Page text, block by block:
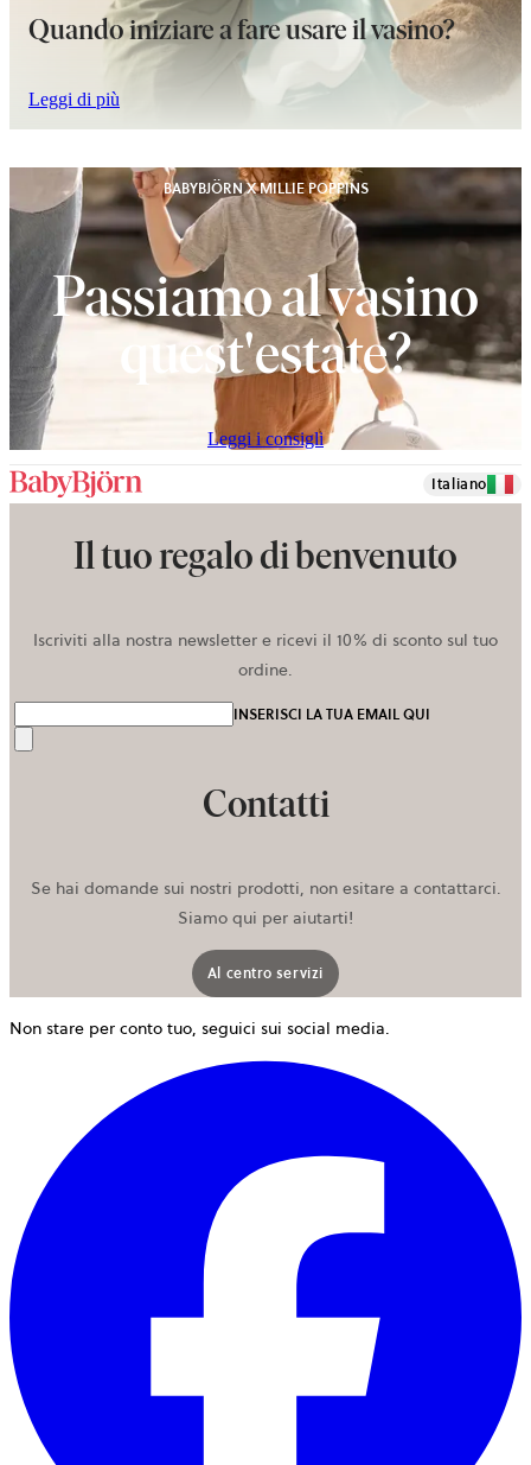
Quando iniziare a fare usare il vasino?
Leggi di più
BABYBJÖRN X MILLIE POPPINS
Passiamo al vasino
quest'estate?
Leggi i consigli
Italiano
Il tuo regalo di benvenuto
Iscriviti alla nostra newsletter e ricevi il 10% di sconto sul tuo
ordine.
INSERISCI LA TUA EMAIL QUI
Contatti
Se hai domande sui nostri prodotti, non esitare a contattarci.
Siamo qui per aiutarti!
Al centro servizi
Non stare per conto tuo, seguici sui social media.